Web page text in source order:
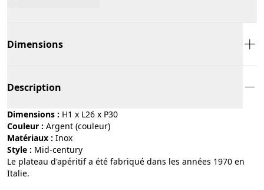
Dimensions
Description
Dimensions : H1 x L26 x P30
Couleur :
argent (couleur)
Matériaux : inox
Style :
mid-century
Le plateau d'apéritif a été fabriqué dans les années 1970 en
Italie.